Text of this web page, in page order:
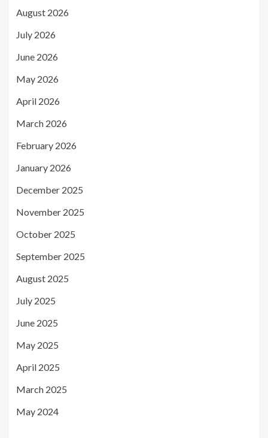
August 2026
July 2026
June 2026
May 2026
April 2026
March 2026
February 2026
January 2026
December 2025
November 2025
October 2025
September 2025
August 2025
July 2025
June 2025
May 2025
April 2025
March 2025
May 2024